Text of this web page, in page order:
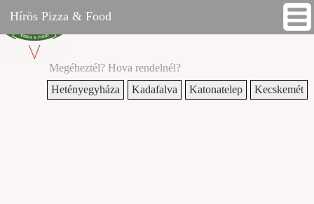
Hírös Pizza & Food
Megéheztél? Hova rendelnél?
Hetényegyháza
Kadafalva Katonatelep Kecskemét